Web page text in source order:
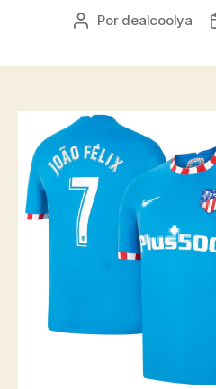
Autor
Por dealcoolya